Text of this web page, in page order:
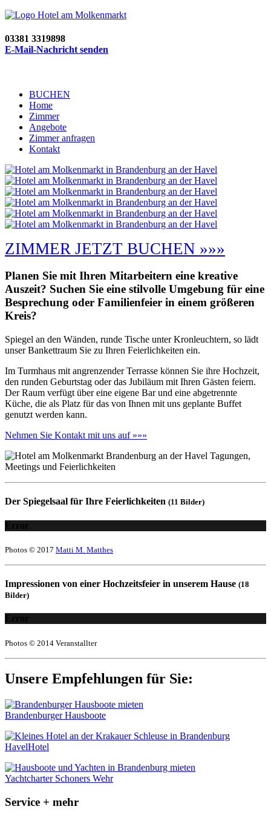
03381 3319898
E-Mail-Nachricht senden
BUCHEN
Home
Zimmer
Angebote
Zimmer anfragen
Kontakt
ZIMMER JETZT BUCHEN »»»
Planen Sie mit Ihren Mitarbeitern eine kreative
Auszeit? Suchen Sie eine stilvolle Umgebung für eine
Besprechung oder Familienfeier in einem größeren
Kreis?
Spiegel an den Wänden, runde Tische unter Kronleuchtern, so lädt
unser Bankettraum Sie zu Ihren Feierlichkeiten ein.
Im Turmhaus mit angrenzender Terrasse können Sie ihre Hochzeit,
den runden Geburtstag oder das Jubiläum mit Ihren Gästen feiern.
Der Raum verfügt über eine eigene Bar und eine abgetrennte
Küche, die als Platz für das von Ihnen mit uns geplante Buffet
genutzt werden kann.
Nehmen Sie Kontakt mit uns auf »»»
Der Spiegelsaal für Ihre Feierlichkeiten (11 Bilder)
Error
Photos © 2017 Matti M. Matthes
Impressionen von einer Hochzeitsfeier in unserem Hause (18
Bilder)
Error
Photos © 2014 Veranstallter
Unsere Empfehlungen für Sie:
Brandenburger Hausboote
HavelHotel
Yachtcharter Schoners Wehr
Service + mehr